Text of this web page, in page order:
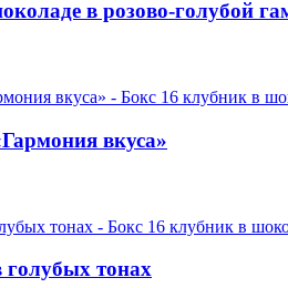
в розово-голубой
вкуса»
тонах